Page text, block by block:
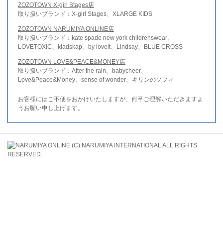
ZOZOTOWN X-girl Stages店
取り扱いブランド：X-girl Stages、XLARGE KIDS
ZOZOTOWN NARUMIYA ONLINE店
取り扱いブランド：kate spade new york childrenswear、
LOVETOXIC、kladskap、by loveit、Lindsay、BLUE CROSS
ZOZOTOWN LOVE&PEACE&MONEY店
取り扱いブランド：After the rain、babycheer、
Love&Peace&Money、sense of wonder、キリンのソフィ
お客様にはご不便をおかけいたしますが、何卒ご理解いただきますよ
うお願い申し上げます。